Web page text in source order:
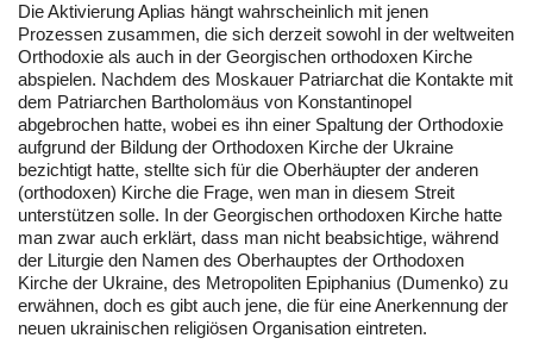
Die Aktivierung Aplias hängt wahrscheinlich mit jenen
Prozessen zusammen, die sich derzeit sowohl in der weltweiten
Orthodoxie als auch in der Georgischen orthodoxen Kirche
abspielen. Nachdem des Moskauer Patriarchat die Kontakte mit
dem Patriarchen Bartholomäus von Konstantinopel
abgebrochen hatte, wobei es ihn einer Spaltung der Orthodoxie
aufgrund der Bildung der Orthodoxen Kirche der Ukraine
bezichtigt hatte, stellte sich für die Oberhäupter der anderen
(orthodoxen) Kirche die Frage, wen man in diesem Streit
unterstützen solle. In der Georgischen orthodoxen Kirche hatte
man zwar auch erklärt, dass man nicht beabsichtige, während
der Liturgie den Namen des Oberhauptes der Orthodoxen
Kirche der Ukraine, des Metropoliten Epiphanius (Dumenko) zu
erwähnen, doch es gibt auch jene, die für eine Anerkennung der
neuen ukrainischen religiösen Organisation eintreten.